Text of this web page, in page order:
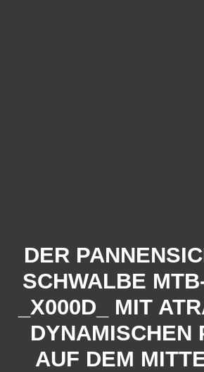
DER
SCHWALBE
_X000D_ MIT
DYNAMISCHEN
AUF DEM